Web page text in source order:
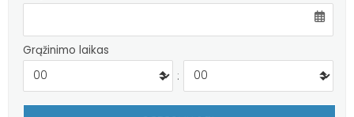
Grąžinimo laikas
: